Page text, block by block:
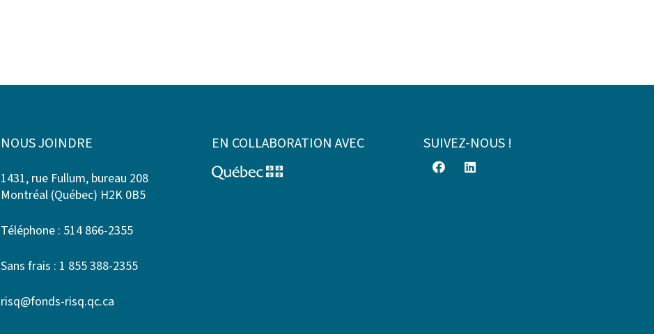
NOUS JOINDRE
1431, rue Fullum, bureau 208
Montréal (Québec) H2K 0B5
Téléphone : 514 866-2355
Sans frais : 1 855 388-2355
risq@fonds-risq.qc.ca
EN COLLABORATION AVEC SUIVEZ-NOUS !